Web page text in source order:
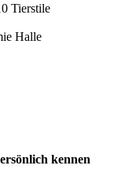
Tierstile
Halle
kennen